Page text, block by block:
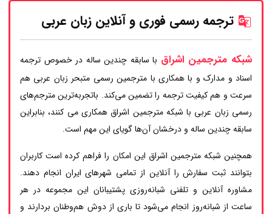
ترجمه رسمی فوری و آنلاین زبان عربی
شبکه مترجمین اشراق با سابقه چندین ساله در خصوص ترجمه
اسناد و مدارک و با همکاری با مترجمین رسمی متبحر زبان عربی هم
سرعت و هم کیفیت ترجمه را تضمین می‌کند. باتجربه‌ترین مترجم‌های
رسمی زبان عربی با شبکه مترجمین اشراق همکاری می کنند، بنابراین
سابقه چندین ساله و درخشان آن‌ها گویای این مهم است.
همچنین شبکه مترجمین اشراق این امکان را فراهم کرده است کاربران
بتوانند ثبت سفارش را آنلاین از تمامی شهرهای ایران انجام دهند.
مشاوره آنلاین و تلفنی شبانه‌روزی پشتیبانان این مجموعه در هر
ساعت از شبانه‌روز انجام می‌شود تا باری از دوش هم‌وطنان بردارند و